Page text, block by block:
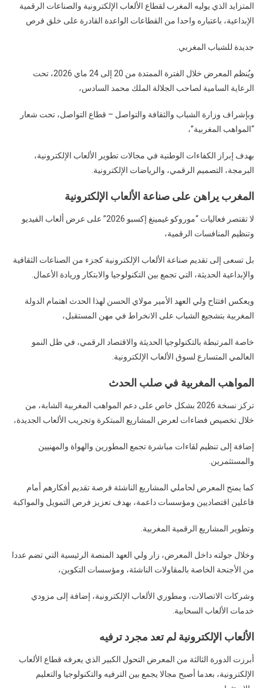
يفتتح
“موروكو
إكسبو
بالرباط
لدعم
المغربية
الألعاب
الإلكترونية
المتزايد الذي يوليه المغرب لقطاع الألعاب الإلكترونية والصناعات الرقمية
الإبداعية، باعتباره واحدا من القطاعات الواعدة القادرة على خلق فرص
جديدة للشباب المغربي.
ويُنظم المعرض خلال الفترة الممتدة من 20 إلى 24 ماي 2026، تحت
الرعاية السامية لصاحب الجلالة الملك محمد السادس،
وبإشراف وزارة الشباب والثقافة والتواصل – قطاع التواصل، تحت شعار
“المواهب المغربية”،
بهدف إبراز الكفاءات الوطنية في مجالات تطوير الألعاب الإلكترونية،
البرمجة، التصميم الرقمي، والرياضات الإلكترونية.
المغرب يراهن على صناعة الألعاب الإلكترونية
لا تقتصر فعاليات “موروكو غيمينغ إكسبو 2026” على عرض ألعاب الفيديو
وتنظيم المنافسات الرقمية،
بل تسعى إلى تقديم صناعة الألعاب الإلكترونية كجزء من الصناعات الثقافية
والإبداعية الحديثة، التي تجمع بين التكنولوجيا والابتكار وريادة الأعمال.
ويعكس افتتاح ولي العهد الأمير مولاي الحسن لهذا الحدث اهتمام الدولة
المغربية بتشجيع الشباب على الانخراط في مهن المستقبل،
خاصة المرتبطة بالتكنولوجيا الحديثة والاقتصاد الرقمي، في ظل النمو
العالمي المتسارع لسوق الألعاب الإلكترونية.
المواهب المغربية في صلب الحدث
تركز نسخة 2026 بشكل خاص على دعم المواهب المغربية الشابة، من
خلال تخصيص فضاءات لعرض المشاريع المبتكرة وتجريب الألعاب الجديدة،
إضافة إلى تنظيم لقاءات مباشرة تجمع المطورين والهواة والمهنيين
والمستثمرين.
كما يمنح المعرض لحاملي المشاريع الناشئة فرصة تقديم أفكارهم أمام
فاعلين اقتصاديين ومؤسسات داعمة، بهدف تعزيز فرص التمويل والمواكبة
وتطوير المشاريع الرقمية المغربية.
وخلال جولته داخل المعرض، زار ولي العهد المنصة الرئيسية التي تضم عددا
من الأجنحة الخاصة بالمقاولات الناشئة، ومؤسسات التكوين،
وشركات الاتصالات، ومطوري الألعاب الإلكترونية، إضافة إلى مزودي
خدمات الألعاب السحابية.
الألعاب الإلكترونية لم تعد مجرد ترفيه
أبرزت الدورة الثالثة من المعرض التحول الكبير الذي يعرفه قطاع الألعاب
الإلكترونية، بعدما أصبح مجالا يجمع بين الترفيه والتكنولوجيا والتعليم